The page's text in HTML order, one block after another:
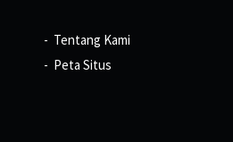
Tentang Kami
Peta Situs